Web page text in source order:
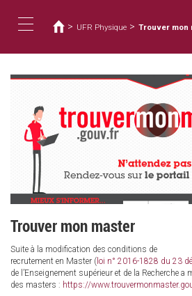
容
在
這
裡
> UFR Physique > Trouver mon
Trouver mon master
Suite à la modification des conditions de
recrutement en Master ( loi n° 2016-1828 du 23
de l’Enseignement supérieur et de la Recherche a
des masters : https://